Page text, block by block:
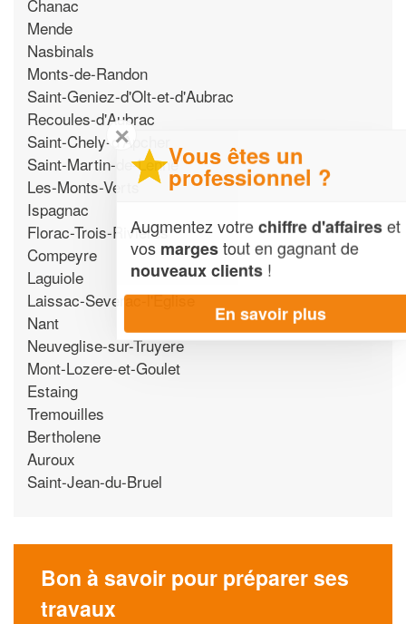
Chanac
Mende
Nasbinals
Monts-de-Randon
Saint-Geniez-d'Olt-et-d'Aubrac
Recoules-d'Aubrac
Saint-Chely-d'Apcher
Saint-Martin-de-Lenne
Les-Monts-Verts
Ispagnac
Florac-Trois-Rivieres
Compeyre
Laguiole
Laissac-Severac-l'Eglise
Nant
Neuveglise-sur-Truyere
Mont-Lozere-et-Goulet
Estaing
Tremouilles
Bertholene
Auroux
Saint-Jean-du-Bruel
Bon à savoir pour préparer ses
travaux
✕
Vous êtes un
professionnel ?
Augmentez votrechiffre d'affaireset
vosmargestout en gagnant de
nouveaux clients!
En savoir plus